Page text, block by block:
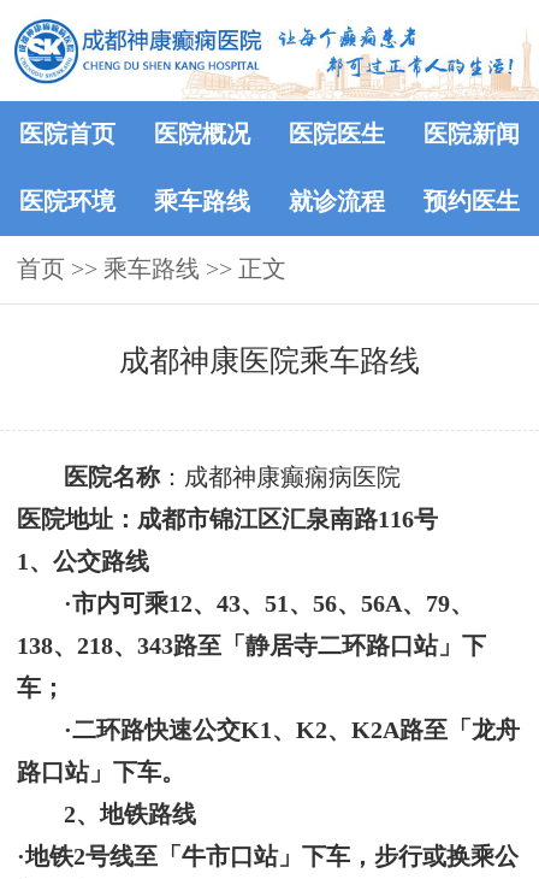
医院首页 医院概况 医院医生 医院新闻
医院环境 乘车路线 就诊流程 预约医生
首页 >> 乘车路线 >> 正文
成都神康医院乘车路线
医院名称：成都神康癫痫病医院
医院地址： 成都市锦江区汇泉南路116号
1、 公交路线
·市内可乘12、43、51、56、56A、79、
138、218、343路至「静居寺二环路口站」下
车；
·二环路快速公交K1、K2、K2A路至「龙舟
路口站」下车。
2、地铁路线
·地铁2号线至「牛市口站」下车，步行或换乘公